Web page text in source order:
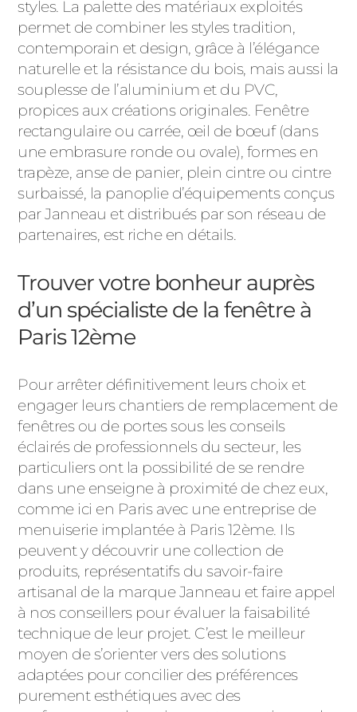
styles. La palette des matériaux exploités
permet de combiner les styles tradition,
contemporain et design, grâce à l’élégance
naturelle et la résistance du bois, mais aussi la
souplesse de l’aluminium et du PVC,
propices aux créations originales. Fenêtre
rectangulaire ou carrée, œil de bœuf (dans
une embrasure ronde ou ovale), formes en
trapèze, anse de panier, plein cintre ou cintre
surbaissé, la panoplie d’équipements conçus
par Janneau et distribués par son réseau de
partenaires, est riche en détails.
Trouver votre bonheur auprès
d’un spécialiste de la fenêtre à
Paris 12ème
Pour arrêter définitivement leurs choix et
engager leurs chantiers de remplacement de
fenêtres ou de portes sous les conseils
éclairés de professionnels du secteur, les
particuliers ont la possibilité de se rendre
dans une enseigne à proximité de chez eux,
comme ici en Paris avec une entreprise de
menuiserie implantée à Paris 12ème. Ils
peuvent y découvrir une collection de
produits, représentatifs du savoir-faire
artisanal de la marque Janneau et faire appel
à nos conseillers pour évaluer la faisabilité
technique de leur projet. C’est le meilleur
moyen de s’orienter vers des solutions
adaptées pour concilier des préférences
purement esthétiques avec des